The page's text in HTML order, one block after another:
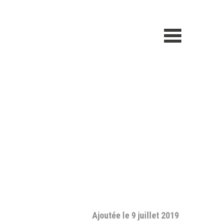
Ajoutée le 9 juillet 2019